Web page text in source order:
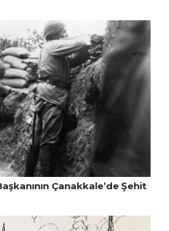
Çanakkale’de Şehit